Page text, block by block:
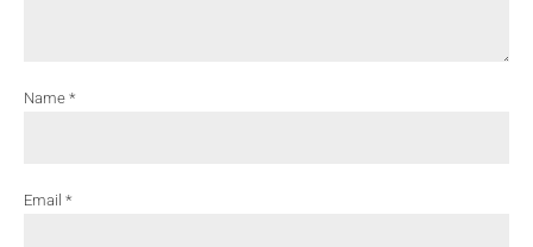
Name *
Email *